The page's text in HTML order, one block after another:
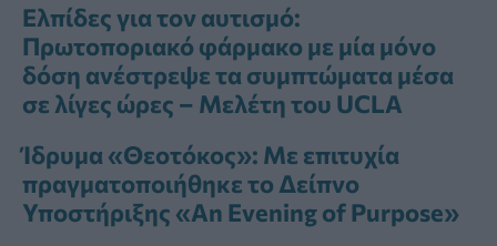
Ελπίδες για τον αυτισμό:
Πρωτοποριακό φάρμακο με μία μόνο
δόση ανέστρεψε τα συμπτώματα μέσα
σε λίγες ώρες – Μελέτη του UCLA
Ίδρυμα «Θεοτόκος»: Με επιτυχία
πραγματοποιήθηκε το Δείπνο
Υποστήριξης «An Evening of Purpose»